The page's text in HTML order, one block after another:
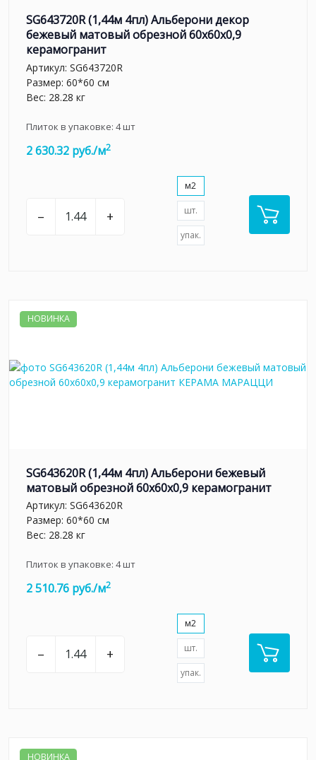
SG643720R (1,44м 4пл) Альберони декор
бежевый матовый обрезной 60x60x0,9
керамогранит
Артикул: SG643720R
Размер: 60*60 см
Вес: 28.28 кг
Плиток в упаковке: 4шт
2 630.32 руб./м2
– +
м2
шт.
упак.
НОВИНКА
SG643620R (1,44м 4пл) Альберони бежевый
матовый обрезной 60x60x0,9 керамогранит
Артикул: SG643620R
Размер: 60*60 см
Вес: 28.28 кг
Плиток в упаковке: 4шт
2 510.76 руб./м2
– +
м2
шт.
упак.
НОВИНКА